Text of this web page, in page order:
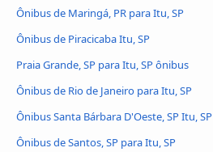
Ônibus de Maringá, PR para Itu, SP
Ônibus de Piracicaba Itu, SP
Praia Grande, SP para Itu, SP ônibus
Ônibus de Rio de Janeiro para Itu, SP
Ônibus Santa Bárbara D'Oeste, SP Itu, SP
Ônibus de Santos, SP para Itu, SP